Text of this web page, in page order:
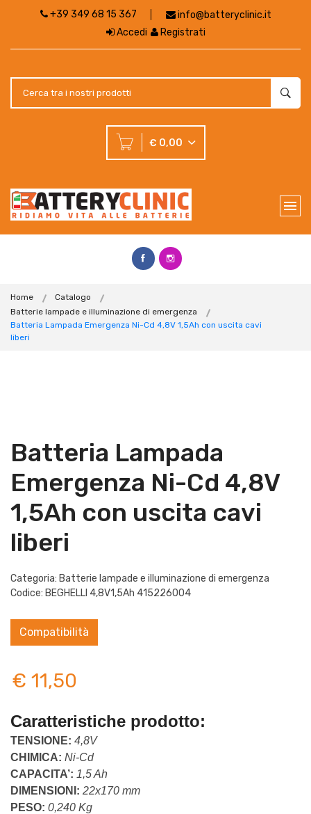
+39 349 68 15 367
info@batteryclinic.it
Accedi
Registrati
€ 0,00
Home
Catalogo
Batterie lampade e illuminazione di emergenza
Batteria Lampada Emergenza Ni-Cd 4,8V 1,5Ah con uscita cavi
liberi
Batteria Lampada
Emergenza Ni-Cd 4,8V
1,5Ah con uscita cavi
liberi
Categoria: Batterie lampade e illuminazione di emergenza
Codice: BEGHELLI 4,8V1,5Ah 415226004
Compatibilità
€ 11,50
Caratteristiche prodotto:
TENSIONE: 4,8V
CHIMICA: Ni-Cd
CAPACITA’: 1,5 Ah
DIMENSIONI: 22x170 mm
PESO: 0,240 Kg